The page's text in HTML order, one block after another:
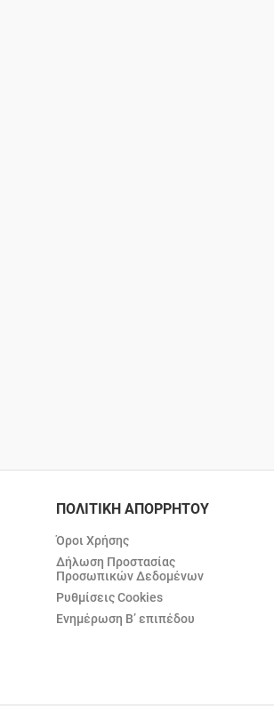
ΠΟΛΙΤΙΚΗ ΑΠΟΡΡΗΤΟΥ
Όροι Χρήσης
Δήλωση Προστασίας
Προσωπικών Δεδομένων
Ρυθμίσεις Cookies
Ενημέρωση Β’ επιπέδου